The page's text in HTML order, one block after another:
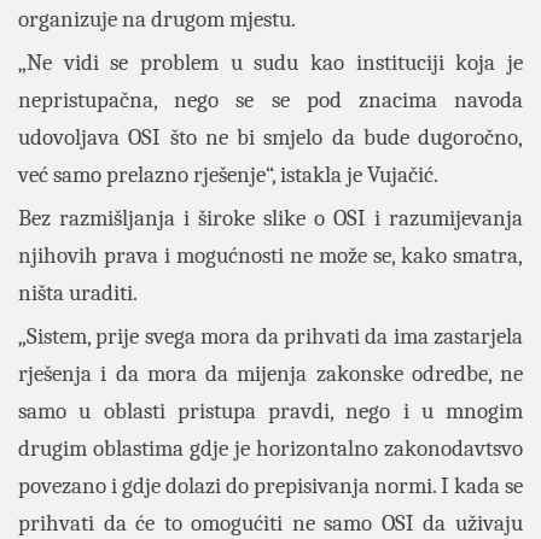
organizuje na drugom mjestu.
„Ne vidi se problem u sudu kao instituciji koja je
nepristupačna, nego se se pod znacima navoda
udovoljava OSI što ne bi smjelo da bude dugoročno,
već samo prelazno rješenje“, istakla je Vujačić.
Bez razmišljanja i široke slike o OSI i razumijevanja
njihovih prava i mogućnosti ne može se, kako smatra,
ništa uraditi.
„Sistem, prije svega mora da prihvati da ima zastarjela
rješenja i da mora da mijenja zakonske odredbe, ne
samo u oblasti pristupa pravdi, nego i u mnogim
drugim oblastima gdje je horizontalno zakonodavtsvo
povezano i gdje dolazi do prepisivanja normi. I kada se
prihvati da će to omogućiti ne samo OSI da uživaju